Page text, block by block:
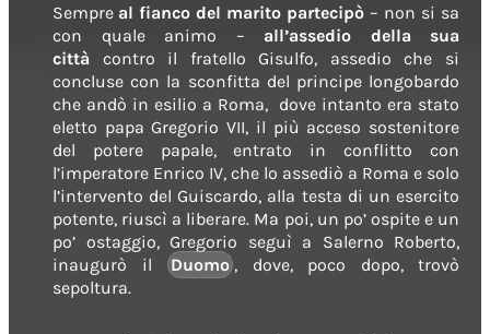
Sempre al fianco del marito partecipò – non si sa
con quale animo – all’assedio della sua
città contro il fratello Gisulfo, assedio che si
concluse con la sconfitta del principe longobardo
che andò in esilio a Roma, dove intanto era stato
eletto papa Gregorio VII, il più acceso sostenitore
del potere papale, entrato in conflitto con
l’imperatore Enrico IV, che lo assediò a Roma e solo
l’intervento del Guiscardo, alla testa di un esercito
potente, riuscì a liberare. Ma poi, un po’ ospite e un
po’ ostaggio, Gregorio seguì a Salerno Roberto,
inaugurò il
Duomo , dove, poco dopo, trovò
sepoltura.